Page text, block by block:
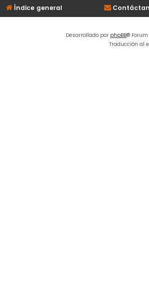
Índice general
Desarrollado por phpBB®
Traducción al